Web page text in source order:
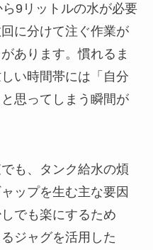
9リットルの水が必要
に分けて注ぐ作業が
あります。慣れるま
い時間帯には「自分
思ってしまう瞬間が
も、タンク給水の煩
ップを生む主な要因
でも楽にするため
ジャグを活用した